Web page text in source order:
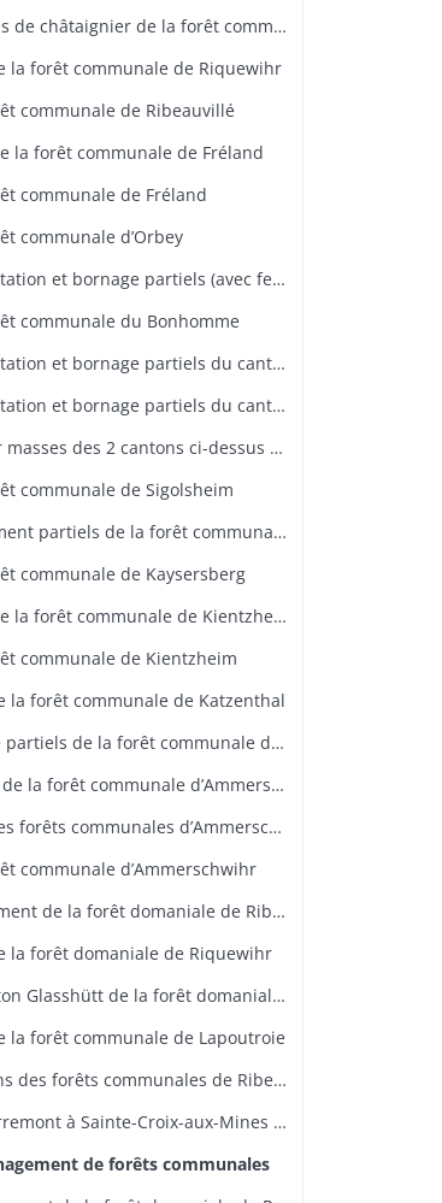
Aménagement des taillis de châtaignier de la forêt communale de Riquewihr
la forêt communale de Riquewihr
communale de Ribeauvillé
la forêt communale de Fréland
communale de Fréland
communale d’Orbey
Procès-verbal de délimitation et bornage partiels (avec fermes enclavées) de la forêt communale du Bonhomme
communale du Bonhomme
Procès-verbal de délimitation et bornage partiels du canton Reisserswaeldelé de la forêt communale de Sigolsheim
Procès-verbal de délimitation et bornage partiels du canton Dreythalwald de la forêt communale de Sigolsheim
Plans géométriques par masses des 2 cantons ci-dessus de la forêt communale de Sigolsheim
communale de Sigolsheim
Délimitation et abornement partiels de la forêt communale de Kaysersberg
communale de Kaysersberg
Délimitation générale de la forêt communale de Kientzheim
communale de Kientzheim
la forêt communale de Katzenthal
Délimitation et bornage partiels de la forêt communale de Labaroche
Délimitations partielles de la forêt communale d’Ammerschwihr
Délimitation partielle des forêts communales d’Ammerschwihr et Kaysersberg
communale d’Ammerschwihr
Procès-verbal d’abornement de la forêt domaniale de Ribeauvillé
la forêt domaniale de Riquewihr
Bornage partiel du canton Glasshütt de la forêt domaniale de Ribeauvillé
la forêt communale de Lapoutroie
Atlas contenant les plans des forêts communales de Ribeauvillé
Forêt domaniale de Pierremont à Sainte-Croix-aux-Mines : plan de délimitation et bornage
de forêts communales